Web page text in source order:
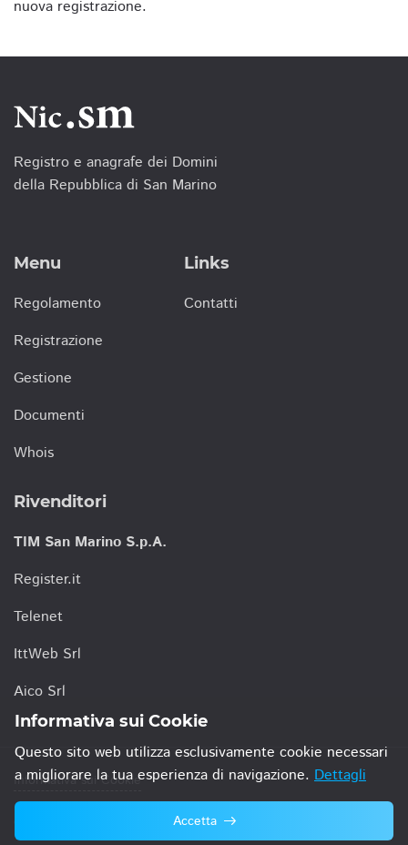
nuova registrazione.
Registro e anagrafe dei Domini
della Repubblica di San Marino
Menu
Regolamento
Registrazione
Gestione
Documenti
Whois
Links
Contatti
Rivenditori
TIM San Marino S.p.A.
Register.it
Telenet
IttWeb Srl
Aico Srl
Informativa sui Cookie
© 2021 TIM San Marino S.p.A.
Informativa sui Cookie
Questo sito web utilizza esclusivamente cookie necessari
a migliorare la tua esperienza di navigazione. Dettagli
Accetta